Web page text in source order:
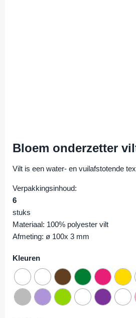
Bloem onderzetter
Vilt is een water- en vuilafstotende
Verpakkingsinhoud:
6
stuks
Materiaal: 100% polyester vilt
Afmeting: ø 100x 3 mm
Kleuren